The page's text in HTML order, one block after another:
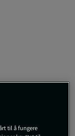
På lager
til å fungere